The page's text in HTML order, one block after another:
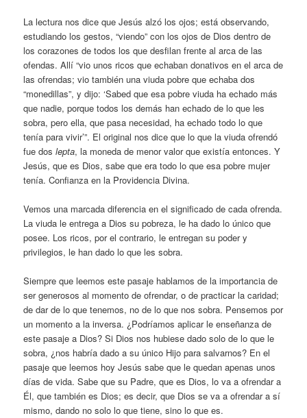
La lectura nos dice que Jesús alzó los ojos; está observando,
estudiando los gestos, “viendo” con los ojos de Dios dentro de
los corazones de todos los que desfilan frente al arca de las
ofendas. Allí “vio unos ricos que echaban donativos en el arca de
las ofrendas; vio también una viuda pobre que echaba dos
“monedillas”, y dijo: ‘Sabed que esa pobre viuda ha echado más
que nadie, porque todos los demás han echado de lo que les
sobra, pero ella, que pasa necesidad, ha echado todo lo que
tenía para vivir’”. El original nos dice que lo que la viuda ofrendó
fue doslepta, la moneda de menor valor que existía entonces. Y
Jesús, que es Dios, sabe que era todo lo que esa pobre mujer
tenía. Confianza en la Providencia Divina.
Vemos una marcada diferencia en el significado de cada ofrenda.
La viuda le entrega a Dios su pobreza, le ha dado lo único que
posee. Los ricos, por el contrario, le entregan su poder y
privilegios, le han dado lo que les sobra.
Siempre que leemos este pasaje hablamos de la importancia de
ser generosos al momento de ofrendar, o de practicar la caridad;
de dar de lo que tenemos, no de lo que nos sobra. Pensemos por
un momento a la inversa. ¿Podríamos aplicar le enseñanza de
este pasaje a Dios? Si Dios nos hubiese dado solo de lo que le
sobra, ¿nos habría dado a su único Hijo para salvarnos? En el
pasaje que leemos hoy Jesús sabe que le quedan apenas unos
días de vida. Sabe que su Padre, que es Dios, lo va a ofrendar a
Él, que también es Dios; es decir, que Dios se va a ofrendar a sí
mismo, dando no solo lo que tiene, sino lo que es.